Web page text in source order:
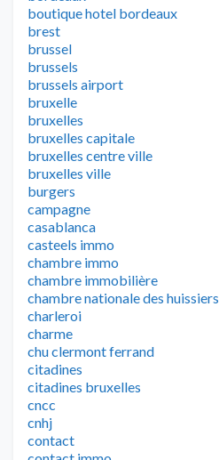
boutique hotel bordeaux
brest
brussel
brussels
brussels airport
bruxelle
bruxelles
bruxelles capitale
bruxelles centre ville
bruxelles ville
burgers
campagne
casablanca
casteels immo
chambre immo
chambre immobilière
chambre nationale des huissiers
charleroi
charme
chu clermont ferrand
citadines
citadines bruxelles
cncc
cnhj
contact